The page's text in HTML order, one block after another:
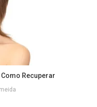
Recuperar